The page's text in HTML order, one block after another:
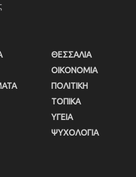
ΘΕΣΣΑΛΙΑ
ΟΙΚΟΝΟΜΙΑ
ΠΟΛΙΤΙΚΗ
ΤΟΠΙΚΑ
ΥΓΕΙΑ
ΨΥΧΟΛΟΓΙΑ